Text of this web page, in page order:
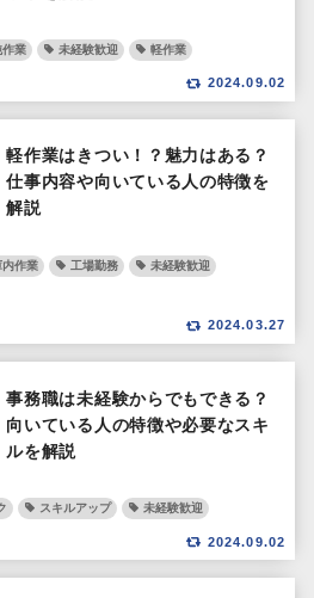
作業 未経験歓迎 軽作業
2024.09.02
軽作業はきつい！？魅力はある？
仕事内容や向いている人の特徴を
解説
内作業 工場勤務
未経験歓迎
2024.03.27
事務職は未経験からでもできる？
向いている人の特徴や必要なスキ
ルを解説
スキルアップ 未経験歓迎
2024.09.02